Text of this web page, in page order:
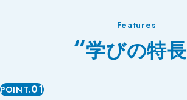
Features
学びの特長
POINT.01